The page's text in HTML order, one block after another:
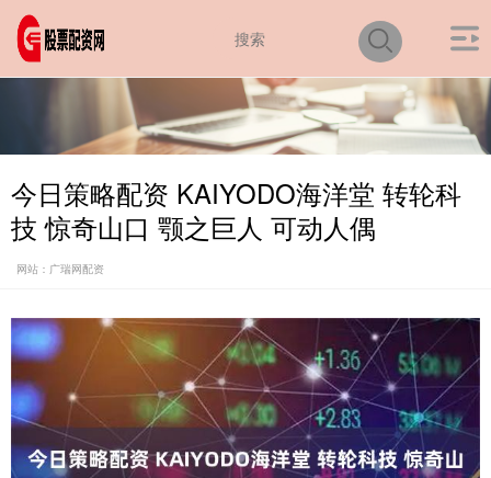
今日策略配资 KAIYODO海洋堂 转轮科
技 惊奇山口 颚之巨人 可动人偶
网站：广瑞网配资